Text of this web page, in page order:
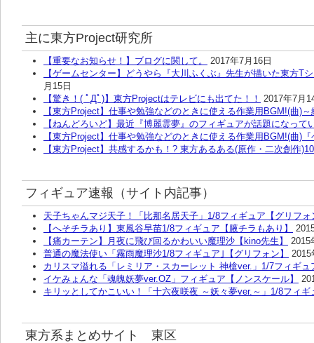
主に東方Project研究所
【重要なお知らせ！】ブログに関して。
2017年7月16日
【ゲームセンター】どうやら『大川ふくぶ』先生が描いた東方T
月15日
【驚き！( ﾟДﾟ)】東方Projectはテレビにも出てた！！ 2017年7月
【東方Project】仕事や勉強などのときに使える作業用BGM!(曲)
【ねんどろいど】最近『博麗霊夢』のフィギュアが話題になって
【東方Project】仕事や勉強などのときに使える作業用BGM!(曲)
【東方Project】共感するかも！? 東方あるある(原作・二次創作
フィギュア速報（サイト内記事）
天子ちゃんマジ天子！「比那名居天子」1/8フィギュア【グリフォ
【へそチラあり】東風谷早苗1/8フィギュア【腋チラもあり】
【痛カーテン】月夜に飛び回るかわいい魔理沙【kino先生】
2015
普通の魔法使い「霧雨魔理沙1/8フィギュア｣【グリフォン】
2015
カリスマ溢れる「レミリア・スカーレット 神槍ver.」1/7フィギュ
イケみょんな「魂魄妖夢ver.OZ」フィギュア【ノンスケール】
キリッとしてかこいい！「十六夜咲夜 ～妖々夢ver.～」1/8フィギ
東方系まとめサイト 東区